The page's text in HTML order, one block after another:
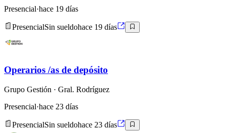
Presencial·hace 19 días
PresencialSin sueldohace 19 días
Operarios /as de depósito
Grupo Gestión · Gral. Rodríguez
Presencial·hace 23 días
PresencialSin sueldohace 23 días